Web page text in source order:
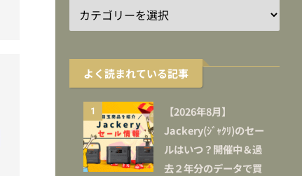
よく読まれている記事
1
【2026年8月】
Jackery(ｼﾞｬｸﾘ)のセー
ルはいつ？開催中＆過
去２年分のデータで買